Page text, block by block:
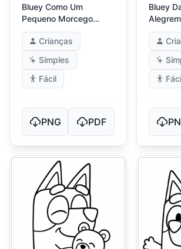
Bluey Como Um
Pequeno Morcego
Frutífero
Crianças
Simples
Fácil
PNG PDF
Bluey